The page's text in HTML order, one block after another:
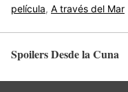
película, A través del Mar
Spoilers Desde la Cuna